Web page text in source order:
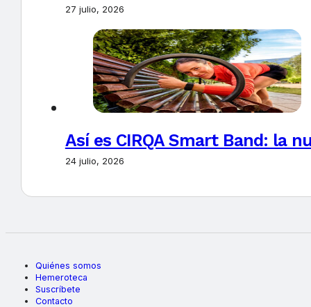
27 julio, 2026
Así es CIRQA Smart Band: la
24 julio, 2026
Quiénes somos
Hemeroteca
Suscríbete
Contacto